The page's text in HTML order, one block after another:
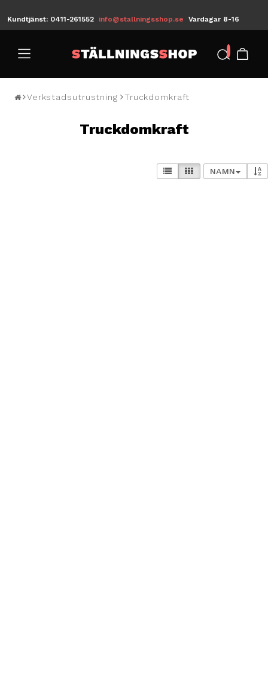
Kundtjänst: 0411-261552 info@stallningsshop.se Vardagar 8-16
/
Verkstadsutrustning Truckdomkraft
Truckdomkraft
NAMN